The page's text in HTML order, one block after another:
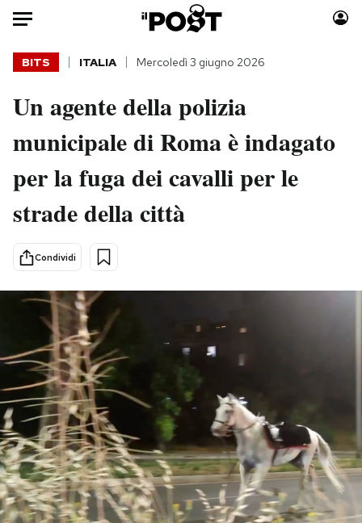
Auto
Italia
Mondo
Politica
Tecnologia
Scienza
Cultura
Economia
Sport
Moda
Consumismi
Mondiali calcio 2026
PODCAST
NEWSLETTER
I MIEI PREFERITI
BITS ITALIA Mercoledì 3 giugno 2026
Un agente della polizia
municipale di Roma è indagato
per la fuga dei cavalli per le
strade della città
Condividi